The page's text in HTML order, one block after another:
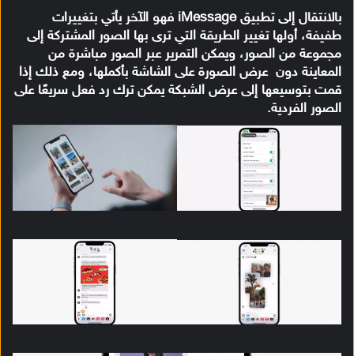
بالانتقال إلى تطبيق iMessage فهو الآخر يأتي بتغييرات
طفيفة، أولها تغيير الطريقة التي ترى بها الصور المشتركة إلى
مجموعة من الصور، ويمكن التمرير عبر الصور مباشرة من
المعاينة دون عرض الصورة على الشاشة بأكملها، ومع ذلك إذا
قمت بتوسيعها إلى عرض الشبكة يمكن ترك رد فعل سريعًا على
الصور الفردية.